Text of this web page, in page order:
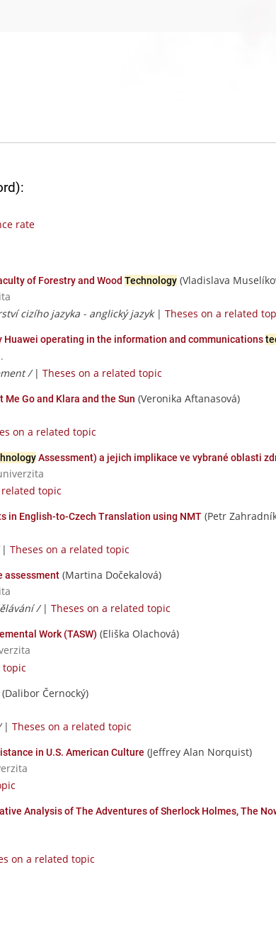
rate
of Forestry and Wood Technology (Vladislava
cizího jazyka - anglický jazyk| Theses on a related
operating in the information and communications
/ | Theses on a related topic
Go and Klara and the Sun (Veronika Aftanasová)
on a related topic
Assessment) a jejich implikace ve vybrané oblasti
topic
in English-to-Czech Translation using NMT (Petr
| Theses on a related topic
assessment (Martina Dočekalová)
/ | Theses on a related topic
Work (TASW) (Eliška Olachová)
topic
(Dalibor Černocký)
| Theses on a related topic
in U.S. American Culture (Jeffrey Alan Norquist)
Analysis of The Adventures of Sherlock Holmes, The
on a related topic